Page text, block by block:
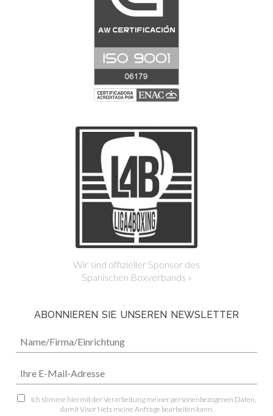
Wir sind offizieller Sponsor des
Spanischen Boxverbands »
ABONNIEREN SIE UNSEREN NEWSLETTER
Ich stimme hiermit der Verarbeitung meiner personenbezogenen Daten,
damit Visor Nets meine Anfrage bearbeiten kann.